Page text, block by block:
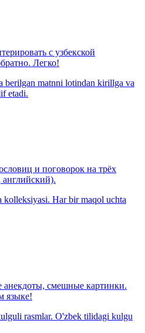
с узбекской
Легко!
matnni lotindan kirillga va
etadi.
и поговорок на трёх
английский).
Har bir maqol uchta
анекдоты, смешные картинки.
языке!
rasmlar. O'zbek tilidagi kulgu